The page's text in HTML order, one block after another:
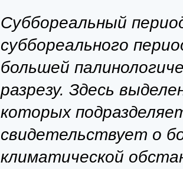
Суббореальный
суббореального
большей
разрезу. Здесь
которых
свидетельствует о
климатической